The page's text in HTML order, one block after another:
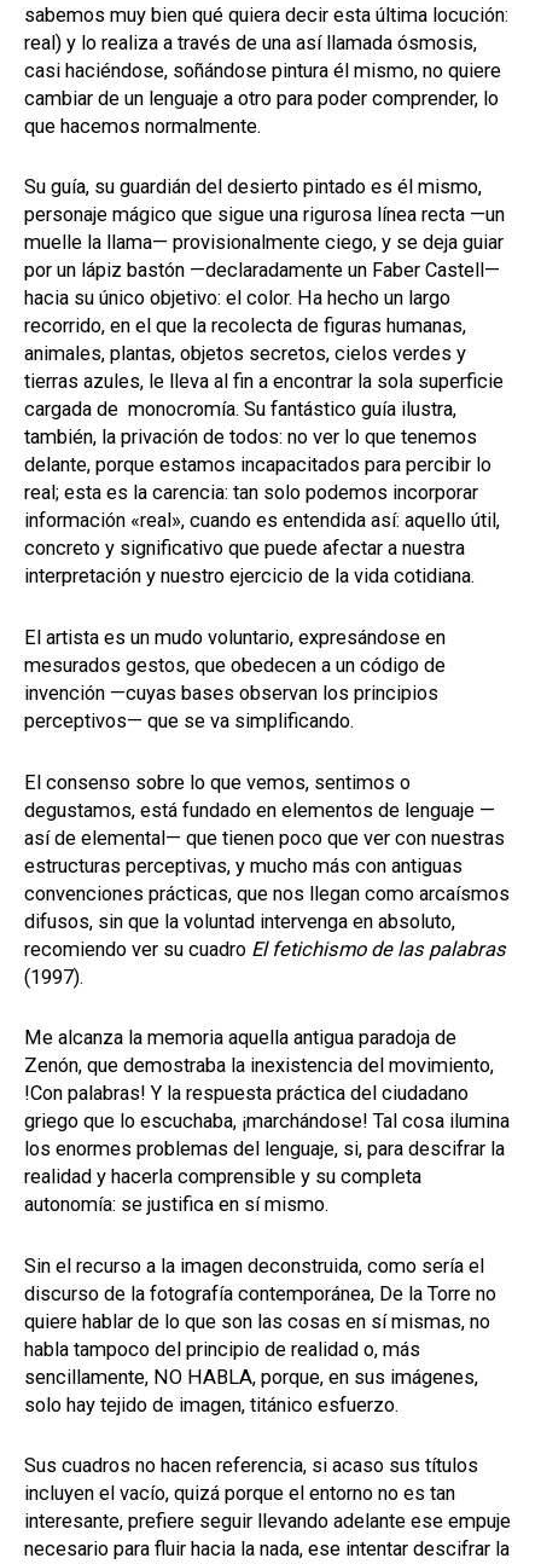
sabemos muy bien qué quiera decir esta última locución:
real) y lo realiza a través de una así llamada ósmosis,
casi haciéndose, soñándose pintura él mismo, no quiere
cambiar de un lenguaje a otro para poder comprender, lo
que hacemos normalmente.
Su guía, su guardián del desierto pintado es él mismo,
personaje mágico que sigue una rigurosa línea recta —un
muelle la llama— provisionalmente ciego, y se deja guiar
por un lápiz bastón —declaradamente un Faber Castell—
hacia su único objetivo: el color. Ha hecho un largo
recorrido, en el que la recolecta de figuras humanas,
animales, plantas, objetos secretos, cielos verdes y
tierras azules, le lleva al fin a encontrar la sola superficie
cargada de monocromía. Su fantástico guía ilustra,
también, la privación de todos: no ver lo que tenemos
delante, porque estamos incapacitados para percibir lo
real; esta es la carencia: tan solo podemos incorporar
información «real», cuando es entendida así: aquello útil,
concreto y significativo que puede afectar a nuestra
interpretación y nuestro ejercicio de la vida cotidiana.
El artista es un mudo voluntario, expresándose en
mesurados gestos, que obedecen a un código de
invención —cuyas bases observan los principios
perceptivos— que se va simplificando.
El consenso sobre lo que vemos, sentimos o
degustamos, está fundado en elementos de lenguaje —
así de elemental— que tienen poco que ver con nuestras
estructuras perceptivas, y mucho más con antiguas
convenciones prácticas, que nos llegan como arcaísmos
difusos, sin que la voluntad intervenga en absoluto,
recomiendo ver su cuadro El fetichismo de las palabras
(1997).
Me alcanza la memoria aquella antigua paradoja de
Zenón, que demostraba la inexistencia del movimiento,
!Con palabras! Y la respuesta práctica del ciudadano
griego que lo escuchaba, ¡marchándose! Tal cosa ilumina
los enormes problemas del lenguaje, si, para descifrar la
realidad y hacerla comprensible y su completa
autonomía: se justifica en sí mismo.
Sin el recurso a la imagen deconstruida, como sería el
discurso de la fotografía contemporánea, De la Torre no
quiere hablar de lo que son las cosas en sí mismas, no
habla tampoco del principio de realidad o, más
sencillamente, NO HABLA, porque, en sus imágenes,
solo hay tejido de imagen, titánico esfuerzo.
Sus cuadros no hacen referencia, si acaso sus títulos
incluyen el vacío, quizá porque el entorno no es tan
interesante, prefiere seguir llevando adelante ese empuje
necesario para fluir hacia la nada, ese intentar descifrar la